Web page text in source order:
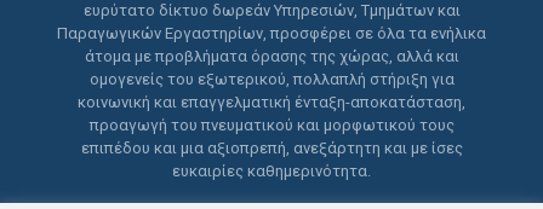
ευρύτατο δίκτυο δωρεάν Υπηρεσιών, Τμημάτων και
Παραγωγικών Εργαστηρίων, προσφέρει σε όλα τα ενήλικα
άτομα με προβλήματα όρασης της χώρας, αλλά και
ομογενείς του εξωτερικού, πολλαπλή στήριξη για
κοινωνική και επαγγελματική ένταξη-αποκατάσταση,
προαγωγή του πνευματικού και μορφωτικού τους
επιπέδου και μια αξιοπρεπή, ανεξάρτητη και με ίσες
ευκαιρίες καθημερινότητα.